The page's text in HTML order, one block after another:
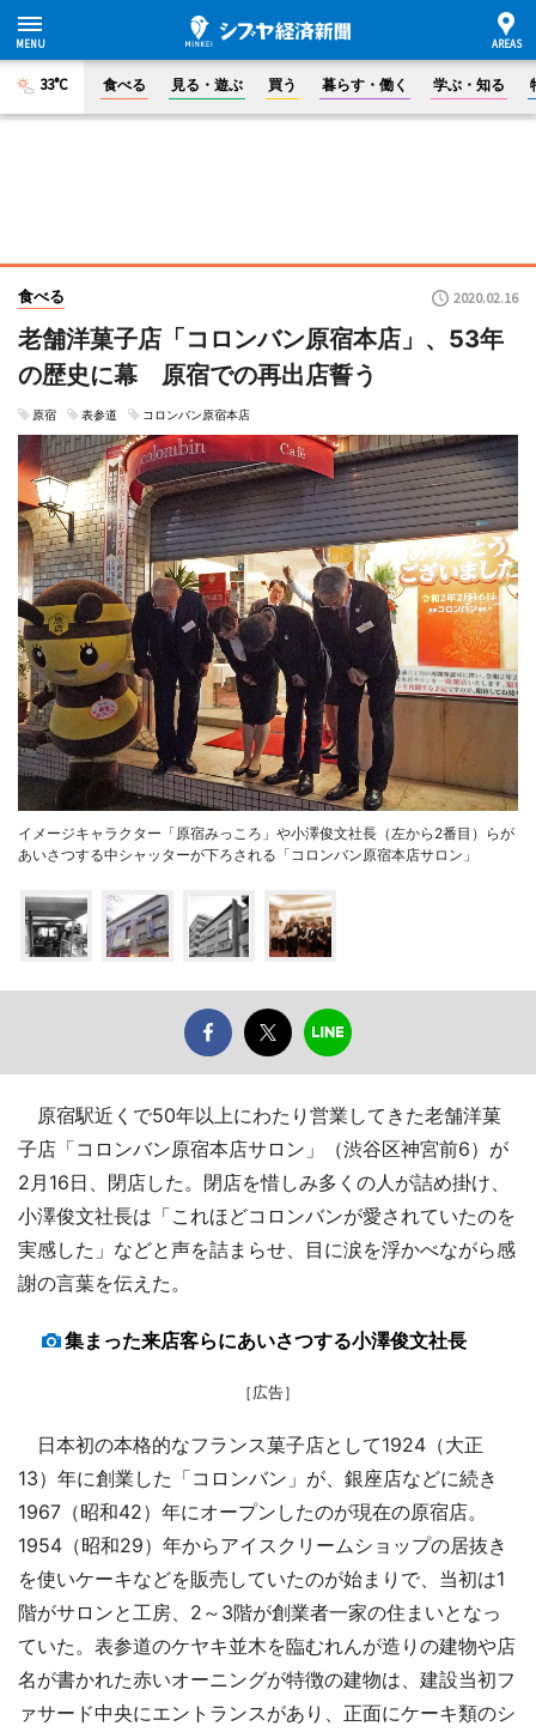
33°C 食べる 見る・遊ぶ 買う 暮らす・働く 学ぶ・知る
食べる 2020.02.16
老舗洋菓子店「コロンバン原宿本店」、53年
の歴史に幕 原宿での再出店誓う
原宿 表参道 コロンバン原宿本店
イメージキャラクター「原宿みっころ」や小澤俊文社長（左から2番目）らが
あいさつする中シャッターが下ろされる「コロンバン原宿本店サロン」
原宿駅近くで50年以上にわたり営業してきた老舗洋菓
子店「コロンバン原宿本店サロン」（渋谷区神宮前6）が
2月16日、閉店した。閉店を惜しみ多くの人が詰め掛け、
小澤俊文社長は「これほどコロンバンが愛されていたのを
実感した」などと声を詰まらせ、目に涙を浮かべながら感
謝の言葉を伝えた。
集まった来店客らにあいさつする小澤俊文社長
［広告］
日本初の本格的なフランス菓子店として1924（大正
13）年に創業した「コロンバン」が、銀座店などに続き
1967（昭和42）年にオープンしたのが現在の原宿店。
1954（昭和29）年からアイスクリームショップの居抜き
を使いケーキなどを販売していたのが始まりで、当初は1
階がサロンと工房、2～3階が創業者一家の住まいとなっ
ていた。表参道のケヤキ並木を臨むれんが造りの建物や店
名が書かれた赤いオーニングが特徴の建物は、建設当初フ
ァサード中央にエントランスがあり、正面にケーキ類のシ